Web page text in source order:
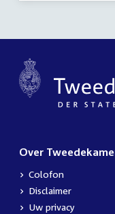
Over
Colofon
Disclaimer
Uw privacy